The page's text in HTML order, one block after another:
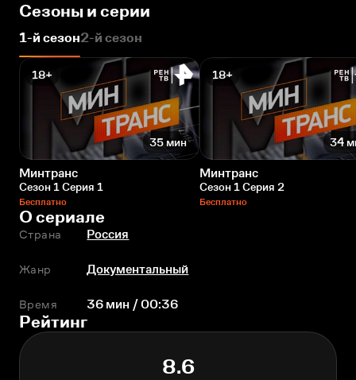
Сезоны и серии
1-й сезон2-й сезон
18+
35 мин
Минтранс
Сезон 1 Серия 1
Бесплатно
18+
34
Минтранс
Сезон 1 Серия 2
Бесплатно
О сериале
Страна Россия
Жанр Документальный
Время 36 мин / 00:36
Рейтинг
8.6